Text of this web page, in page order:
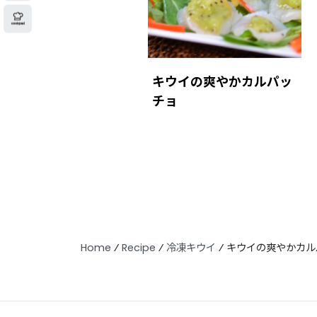
キウイの爽やかカルパッ
チョ
Home ⁄ Recipe ⁄ 冷凍キウイ ⁄ キウイの爽やかカ